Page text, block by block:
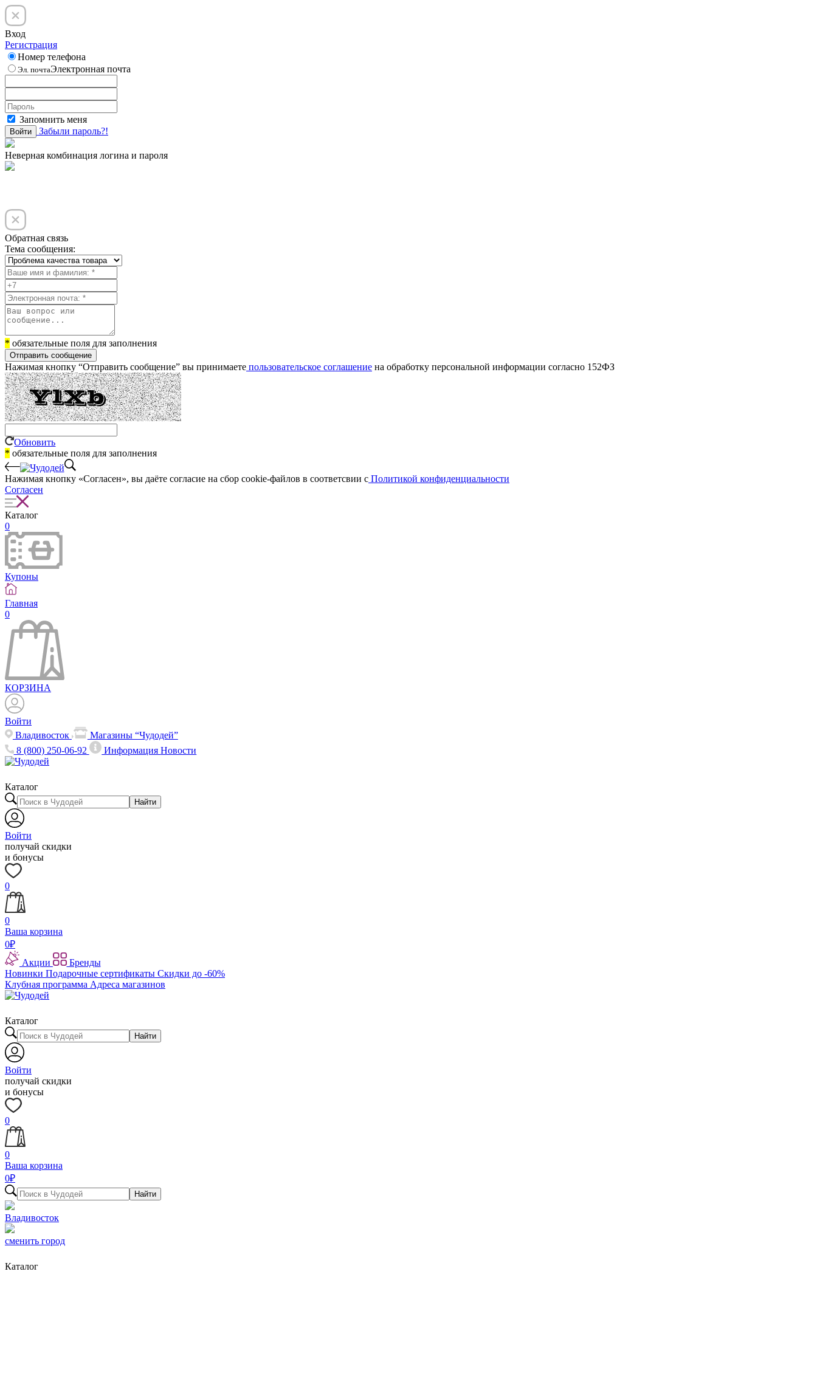
Вход
Регистрация
Номер телефона
Эл. почтаЭлектронная почта
Запомнить меня
Войти Забыли пароль?!
Неверная комбинация логина и пароля
Обратная связь
Тема сообщения:
* обязательные поля для заполнения
Отправить сообщение
Нажимая кнопку “Отправить сообщение” вы принимаете пользовательское соглашение на обработку персональной информации согласно 152ФЗ
Обновить
* обязательные поля для заполнения
Нажимая кнопку «Согласен», вы даёте cогласие на сбор cookie-файлов в соответсвии с Политикой конфиденциальности
Согласен
Каталог
0
Купоны
Главная
0
КОРЗИНА
Войти
Владивосток
Магазины “Чудодей”
8 (800) 250-06-92
ИнформацияНовости
Каталог
Найти
Войти
получай скидки
и бонусы
0
0
Ваша корзина
0₽
Акции
Бренды
Новинки Подарочные сертификаты Скидки до -60%
Клубная программа Адреса магазинов
Каталог
Найти
Войти
получай скидки
и бонусы
0
0
Ваша корзина
0₽
Найти
Владивосток
сменить город
Каталог